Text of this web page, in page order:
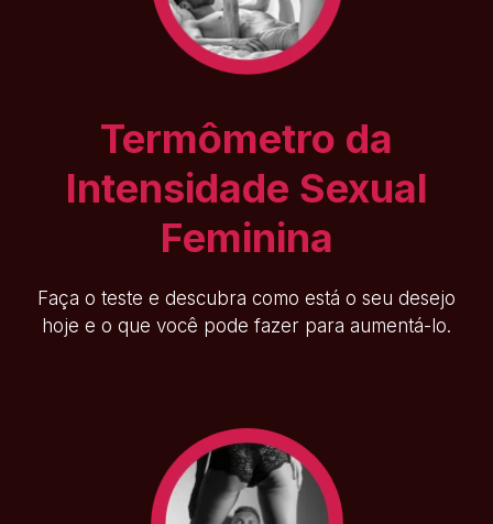
Termômetro da
Intensidade Sexual
Feminina
Faça o teste e descubra como está o seu desejo
hoje e o que você pode fazer para aumentá-lo.